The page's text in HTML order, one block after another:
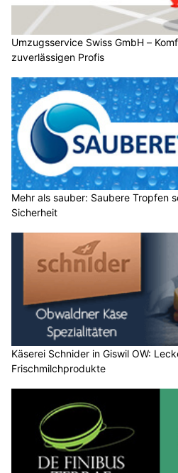
Umzugsservice Swiss GmbH –
zuverlässigen Profis
Mehr als sauber: Saubere Tropfen
Sicherheit
Käserei Schnider in Giswil OW:
Frischmilchprodukte